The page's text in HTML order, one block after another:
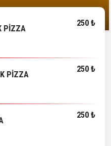
PİZZA
250 ₺
PİZZA
250 ₺
250 ₺